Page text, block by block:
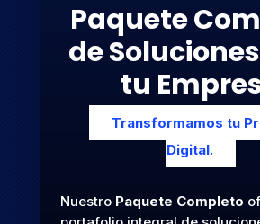
Paquete
de
tu
Transformamos tu
Digital.
Nuestro Paquete Completo